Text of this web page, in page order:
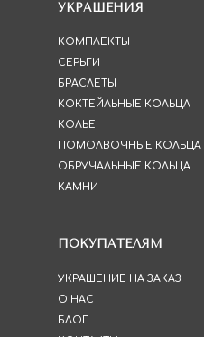
КОМПЛЕКТЫ
ПОМОЛВОЧНЫЕ КОЛЬЦА
ОБРУЧАЛЬНЫЕ КОЛЬЦА
КАМНИ
УКРАШЕНИЯ
ПОКУПАТЕЛЯМ
УКРАШЕНИЕ НА ЗАКАЗ
О НАС
БЛОГ
СЕРЬГИ
БРАСЛЕТЫ
КОКТЕЙЛЬНЫЕ КОЛЬЦА
КОЛЬЕ